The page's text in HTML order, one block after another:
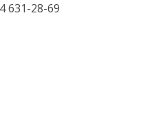
631-28-69